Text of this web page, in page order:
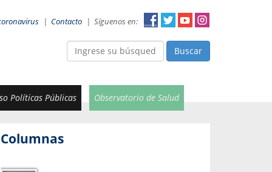
| Contacto | Síguenos en:
Buscar
Políticas Públicas Observatorio de Salud
Columnas